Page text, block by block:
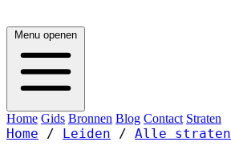
Menu openen
Home Gids Bronnen Blog Contact Straten
Home / Leiden / Alle straten